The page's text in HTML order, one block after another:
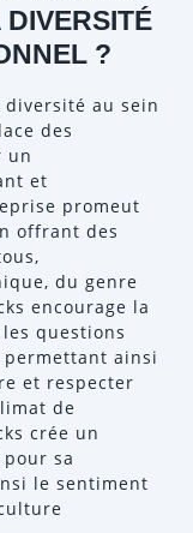
DIVERSITÉ
?
diversité au sein
des
un
et
promeut
offrant des
du genre
encourage la
questions
permettant ainsi
et respecter
de
crée un
sa
le sentiment